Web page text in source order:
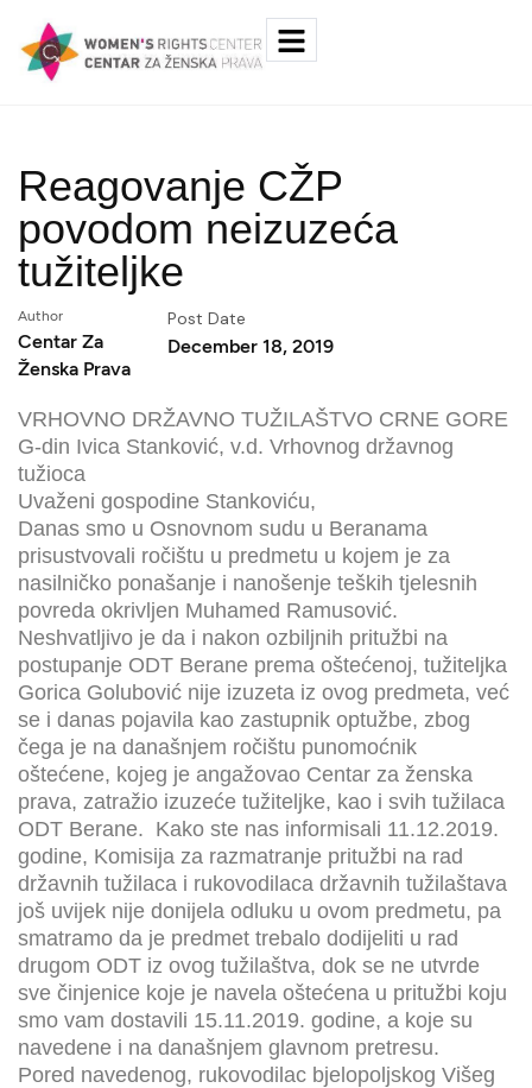
Reagovanje CŽP
povodom neizuzeća
tužiteljke
Author
Centar Za
Ženska Prava
Post Date
December 18, 2019
VRHOVNO DRŽAVNO TUŽILAŠTVO CRNE GORE
G-din Ivica Stanković, v.d. Vrhovnog državnog
tužioca
Uvaženi gospodine Stankoviću,
Danas smo u Osnovnom sudu u Beranama
prisustvovali ročištu u predmetu u kojem je za
nasilničko ponašanje i nanošenje teških tjelesnih
povreda okrivljen Muhamed Ramusović.
Neshvatljivo je da i nakon ozbiljnih pritužbi na
postupanje ODT Berane prema oštećenoj, tužiteljka
Gorica Golubović nije izuzeta iz ovog predmeta, već
se i danas pojavila kao zastupnik optužbe, zbog
čega je na današnjem ročištu punomoćnik
oštećene, kojeg je angažovao Centar za ženska
prava, zatražio izuzeće tužiteljke, kao i svih tužilaca
ODT Berane. Kako ste nas informisali 11.12.2019.
godine, Komisija za razmatranje pritužbi na rad
državnih tužilaca i rukovodilaca državnih tužilaštava
još uvijek nije donijela odluku u ovom predmetu, pa
smatramo da je predmet trebalo dodijeliti u rad
drugom ODT iz ovog tužilaštva, dok se ne utvrde
sve činjenice koje je navela oštećena u pritužbi koju
smo vam dostavili 15.11.2019. godine, a koje su
navedene i na današnjem glavnom pretresu.
Pored navedenog, rukovodilac bjelopoljskog Višeg